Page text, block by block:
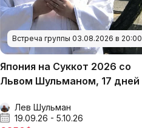
Встреча группы 03.08.2026 в 20:00
Япония на Суккот 2026 со
Львом Шульманом, 17 дней
Лев Шульман
19.09.26 - 5.10.26